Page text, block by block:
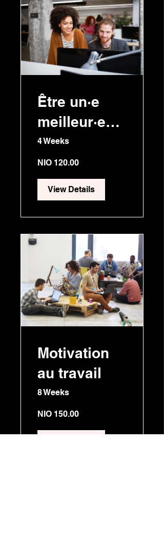
Être un·e
meilleur·e
gestionnaire
4 Weeks
NIO 120.00
View Details
Motivation
au travail
8 Weeks
NIO 150.00